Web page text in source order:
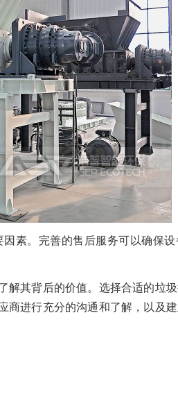
素。完善的售后服务可以确保
其背后的价值。选择合适的垃
商进行充分的沟通和了解，以及